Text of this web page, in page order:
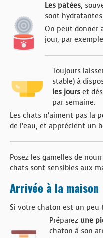
Les pâtées,
sont
On peut donner
jour, par
Toujours
stable) à
les jours et
par semaine.
Les chats n’aiment pas la
de l’eau, et apprécient un
Posez les gamelles de
chats sont sensibles aux
Arrivée à la maison
Si votre chaton est un peu
Préparez une
chaton à son